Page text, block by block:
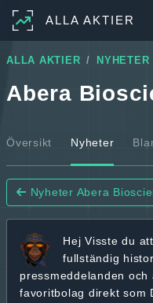
ALLA AKTIER
ALLA AKTIER NYHETER
Abera
Översikt Nyheter
Nyheter Abera
Hej Visste du
fullständig
pressmeddelanden och
favoritbolag direkt som